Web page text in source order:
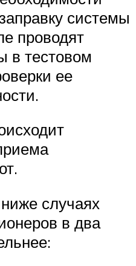
системы
проводят
в тестовом
ее
случаях
в два